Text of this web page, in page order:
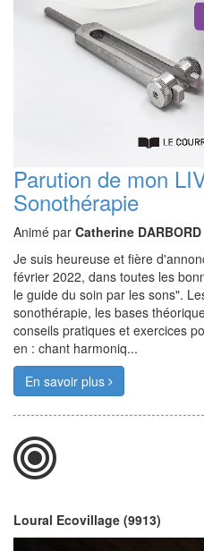
Parution de mon
Sonothérapie
Animé par Catherine DARBORD
Je suis heureuse et fière
février 2022, dans toutes les
le guide du soin par les sons".
sonothérapie, les bases
conseils pratiques et exercices
en : chant harmoniq...
En savoir plus
Loural Ecovillage (9913)